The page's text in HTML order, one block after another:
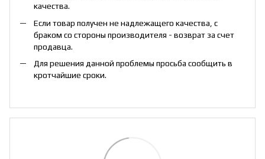
качества.
Если товар получен не надлежащего качества, с
браком со стороны производителя - возврат за счет
продавца.
Для решения данной проблемы просьба сообщить в
кротчайшие сроки.